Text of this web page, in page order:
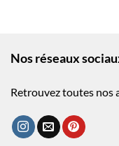
Nos réseaux
Retrouvez toutes nos